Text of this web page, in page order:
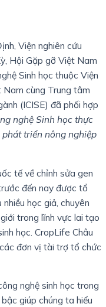
Viện nghiên cứu
Hội Gặp gỡ Việt Nam
Sinh học thuộc Viện
Nam cùng Trung tâm
(ICISE) đã phối hợp
nghệ Sinh học thực
triển nông nghiệp
tế về chỉnh sửa gen
đến nay được tổ
học giả, chuyên
trong lĩnh vực lai tạo
học. CropLife Châu
đơn vị tài trợ tổ chức
nghệ sinh học trong
giúp chúng ta hiểu